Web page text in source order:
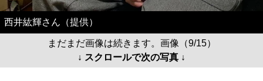
西井紘輝さん（提供）
まだまだ画像は続きます。画像（9/15）
↓ スクロールで次の写真 ↓